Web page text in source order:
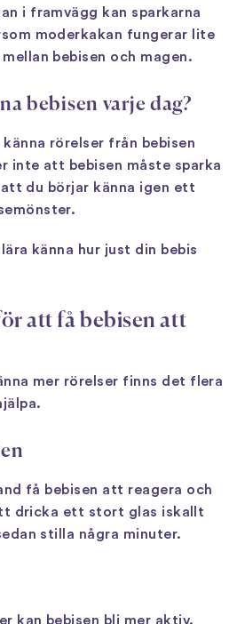
i framvägg kan sparkarna
moderkakan fungerar lite
bebisen och magen.
bebisen varje dag?
rörelser från bebisen
inte att bebisen måste sparka
du börjar känna igen ett
känna hur just din bebis
att få bebisen att
mer rörelser finns det flera
få bebisen att reagera och
dricka ett stort glas iskallt
stilla några minuter.
kan bebisen bli mer aktiv.